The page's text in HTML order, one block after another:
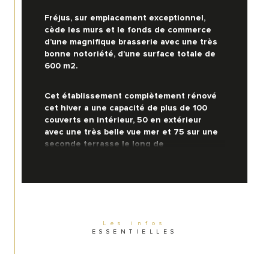
Les infos
ESSENTIELLES
Fréjus, sur emplacement exceptionnel,
cède les murs et le fonds de commerce
d’une magnifique brasserie avec une très
bonne notoriété, d’une surface totale de
600 m2.
Cet établissement complètement rénové
cet hiver a une capacité de plus de 100
couverts en intérieur, 50 en extérieur
avec une très belle vue mer et 75 sur une
seconde terrasse le long de
La cuisine et le matériel sont en très bon